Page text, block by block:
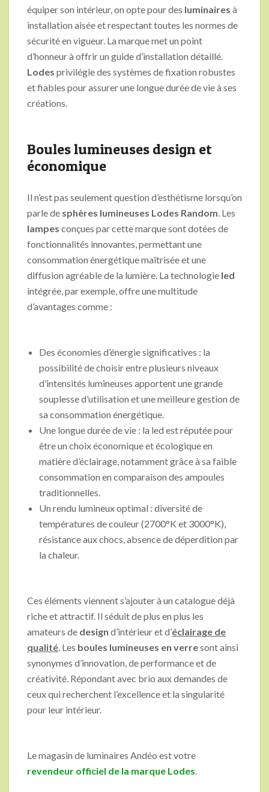
équiper son intérieur, on opte pour des luminaires à
installation aisée et respectant toutes les normes de
sécurité en vigueur. La marque met un point
d’honneur à offrir un guide d’installation détaillé.
Lodes privilégie des systèmes de fixation robustes
et fiables pour assurer une longue durée de vie à ses
créations.
Boules lumineuses design et
économique
Il n’est pas seulement question d’esthétisme lorsqu’on
parle de sphères lumineuses Lodes Random . Les
lampes conçues par cette marque sont dotées de
fonctionnalités innovantes, permettant une
consommation énergétique maîtrisée et une
diffusion agréable de la lumière. La technologie led
intégrée, par exemple, offre une multitude
d’avantages comme :
Des économies d’énergie significatives : la
possibilité de choisir entre plusieurs niveaux
d’intensités lumineuses apportent une grande
souplesse d’utilisation et une meilleure gestion de
sa consommation énergétique.
Une longue durée de vie : la led est réputée pour
être un choix économique et écologique en
matière d’éclairage, notamment grâce à sa faible
consommation en comparaison des ampoules
traditionnelles.
Un rendu lumineux optimal : diversité de
températures de couleur (2700°K et 3000°K),
résistance aux chocs, absence de déperdition par
la chaleur.
Ces éléments viennent s’ajouter à un catalogue déjà
riche et attractif. Il séduit de plus en plus les
amateurs de design d’intérieur et d’éclairage de
qualité . Les boules lumineuses en verresont ainsi
synonymes d’innovation, de performance et de
créativité. Répondant avec brio aux demandes de
ceux qui recherchent l’excellence et la singularité
pour leur intérieur.
Le magasin de luminaires Andéo est votre
revendeur officiel de la marque Lodes